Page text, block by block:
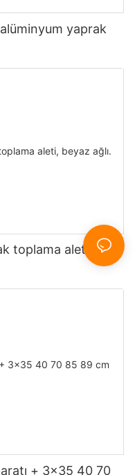
yaprak
toplama aleti,
+ 3x35 40 70